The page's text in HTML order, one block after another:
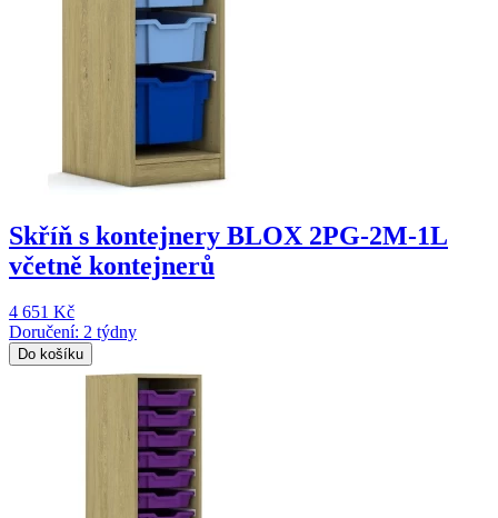
Skříň s kontejnery BLOX 2PG-2M-1L
včetně kontejnerů
4 651 Kč
Doručení: 2 týdny
Do košíku